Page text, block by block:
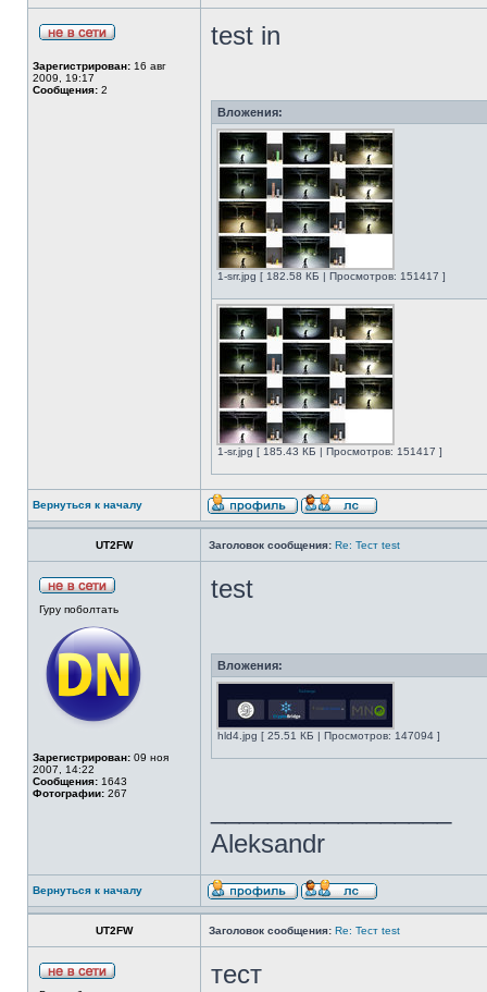
Зарегистрирован: 16 авг
2009, 19:17
Сообщения: 2
test in
Вложения:
1-srr.jpg [ 182.58 КБ | Просмотров: 151417 ]
1-sr.jpg [ 185.43 КБ | Просмотров: 151417 ]
Вернуться к началу
UT2FW Заголовок сообщения: Re: Тест test
Гуру поболтать
Зарегистрирован: 09 ноя
2007, 14:22
Сообщения: 1643
Фотографии: 267
test
Вложения:
hld4.jpg [ 25.51 КБ | Просмотров: 147094 ]
Aleksandr
Вернуться к началу
UT2FW Заголовок сообщения: Re: Тест test
тест